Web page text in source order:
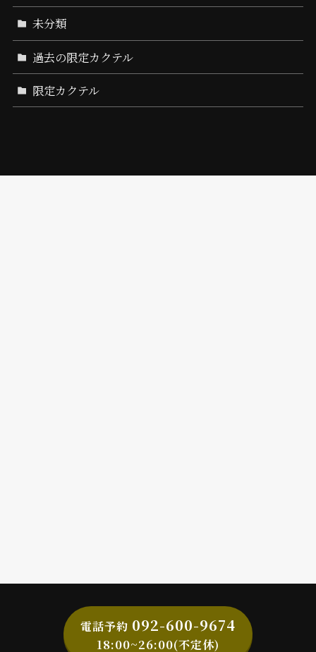
未分類
過去の限定カクテル
限定カクテル
電話予約 092-600-9674
18:00~26:00(不定休)